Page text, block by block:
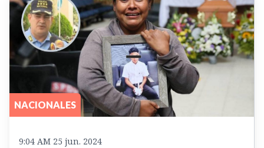
NACIONALES
9:04 AM 25 jun. 2024